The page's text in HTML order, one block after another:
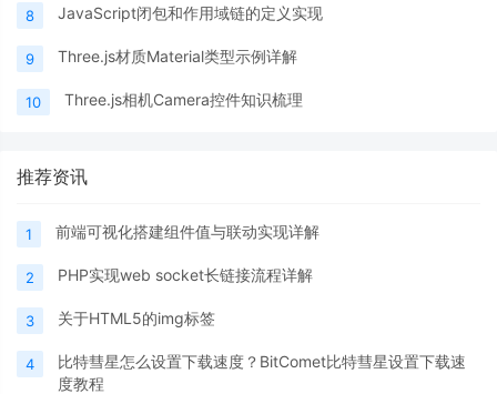
8 JavaScript闭包和作用域链的定义实现
9 Three.js材质Material类型示例详解
10 Three.js相机Camera控件知识梳理
推荐资讯
1 前端可视化搭建组件值与联动实现详解
2 PHP实现web socket长链接流程详解
3 关于HTML5的img标签
4
比特彗星怎么设置下载速度？BitComet比特彗星设置下载速
度教程